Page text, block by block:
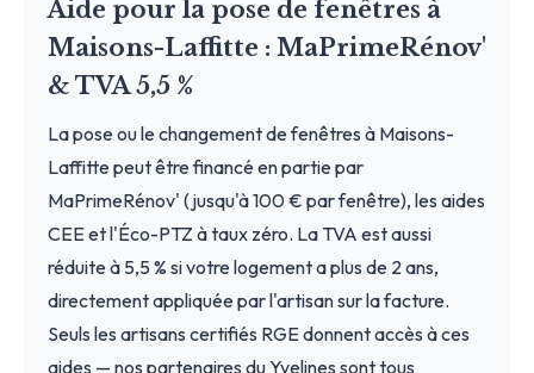
Aide pour la pose de fenêtres à
Maisons-Laffitte : MaPrimeRénov'
& TVA 5,5 %
La pose ou le changement de fenêtres à Maisons-
Laffitte peut être financé en partie par
MaPrimeRénov' (jusqu'à 100 € par fenêtre), les aides
CEE et l'Éco-PTZ à taux zéro. La TVA est aussi
réduite à 5,5 % si votre logement a plus de 2 ans,
directement appliquée par l'artisan sur la facture.
Seuls les artisans certifiés RGE donnent accès à ces
aides — nos partenaires du Yvelines sont tous